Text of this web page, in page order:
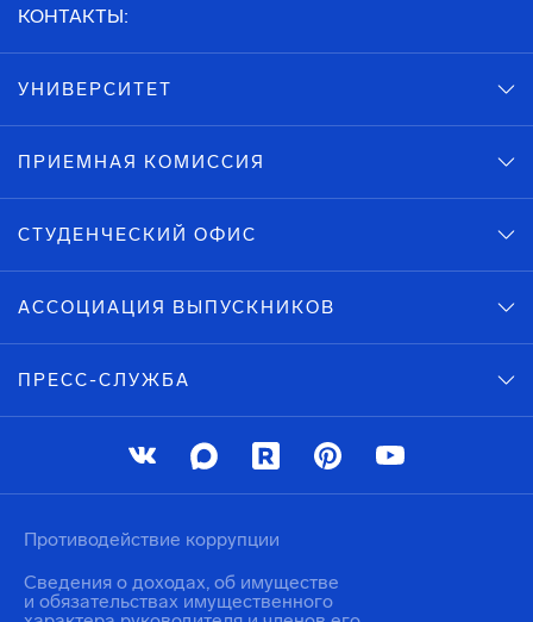
КОНТАКТЫ:
УНИВЕРСИТЕТ
ПРИЕМНАЯ КОМИССИЯ
СТУДЕНЧЕСКИЙ ОФИС
АССОЦИАЦИЯ ВЫПУСКНИКОВ
ПРЕСС-СЛУЖБА
Противодействие коррупции
Сведения о доходах, об имуществе
и обязательствах имущественного